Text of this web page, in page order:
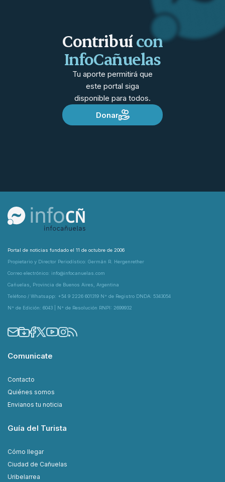
Contribuícon
InfoCañuelas
Tu aporte permitirá que
este portal siga
disponible para todos.
Donar
Portal de noticias fundado el 11 de octubre de 2006
Propietario y Director Periodístico: Germán R. Hergenrether
Correo electrónico: info@infocanuelas.com
Cañuelas, Provincia de Buenos Aires, Argentina
Teléfono / Whatsapp: +54 9 2226 601319 N° de Registro DNDA: 5343054
N° de Edición: 6043 | N° de Resolución RNPI: 2699932
Comunicate
Contacto
Quiénes somos
Envianos tu noticia
Guía del Turista
Cómo llegar
Ciudad de Cañuelas
Uribelarrea